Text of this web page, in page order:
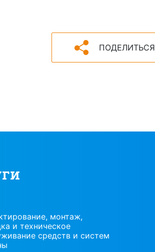
ПОДЕЛИТЬСЯ
монтаж,
и техническое
средств и систем